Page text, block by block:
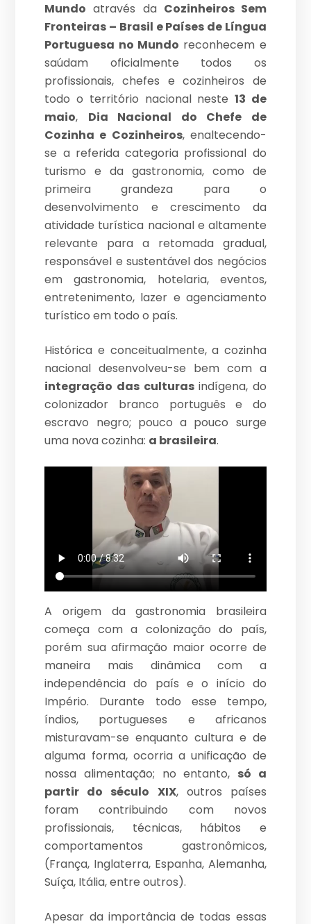
Mundo através da Cozinheiros Sem
Fronteiras – Brasil e Países de Língua
Portuguesa no Mundo reconhecem e
saúdam oficialmente todos os
profissionais, chefes e cozinheiros de
todo o território nacional neste13 de
maio, Dia Nacional do Chefe de
Cozinha e Cozinheiros, enaltecendo-
se a referida categoria profissional do
turismo e da gastronomia, como de
primeira grandeza para o
desenvolvimento e crescimento da
atividade turística nacional e altamente
relevante para a retomada gradual,
responsável e sustentável dos negócios
em gastronomia, hotelaria, eventos,
entretenimento, lazer e agenciamento
turístico em todo o país.
Histórica e conceitualmente, a cozinha
nacional desenvolveu-se bem com a
integração das culturasindígena, do
colonizador branco português e do
escravo negro; pouco a pouco surge
uma nova cozinha: a brasileira.
A origem da gastronomia brasileira
começa com a colonização do país,
porém sua afirmação maior ocorre de
maneira mais dinâmica com a
independência do país e o início do
Império. Durante todo esse tempo,
índios, portugueses e africanos
misturavam-se enquanto cultura e de
alguma forma, ocorria a unificação de
nossa alimentação; no entanto, só a
partir do século XIX, outros países
foram contribuindo com novos
profissionais, técnicas, hábitos e
comportamentos gastronômicos,
(França, Inglaterra, Espanha, Alemanha,
Suíça, Itália, entre outros).
Apesar da importância de todas essas